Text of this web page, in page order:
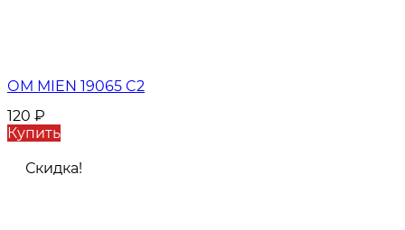
ОМ MIEN 19065 C2
120 ₽
Купить
Скидка!